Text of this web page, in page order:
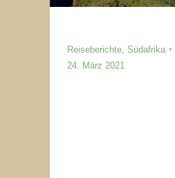
Reiseberichte Südafrika
24. März 2021